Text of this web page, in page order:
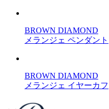
BROWN DIAMOND
メランジェ ペンダント
BROWN DIAMOND
メランジェ イヤーカフ